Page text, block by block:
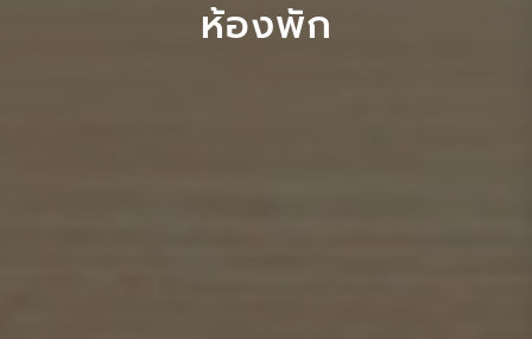
ห้องพัก